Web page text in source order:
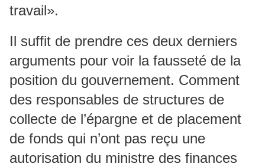
travail».
Il suffit de prendre ces deux derniers
arguments pour voir la fausseté de la
position du gouvernement. Comment
des responsables de structures de
collecte de l’épargne et de placement
de fonds qui n’ont pas reçu une
autorisation du ministre des finances